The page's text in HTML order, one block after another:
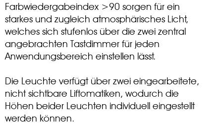
Farbwiedergabeindex >90 sorgen für ein
starkes und zugleich atmosphärisches Licht,
welches sich stufenlos über die zwei zentral
angebrachten Tastdimmer für jeden
Anwendungsbereich einstellen lässt.
Die Leuchte verfügt über zwei eingearbeitete,
nicht sichtbare Liftomatiken, wodurch die
Höhen beider Leuchten individuell eingestellt
werden können.